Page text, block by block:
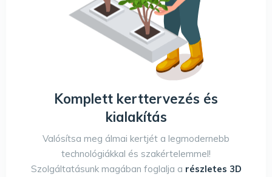
Komplett kerttervezés és
kialakítás
Valósítsa meg álmai kertjét a legmodernebb
technológiákkal és szakértelemmel!
Szolgáltatásunk magában foglalja a részletes 3D